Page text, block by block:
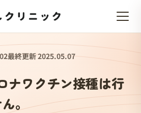
最終更新 2025.05.07
ナワクチン接種は行
。